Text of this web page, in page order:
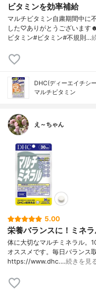
ビタミンを効率補給
マルチビタミン自粛期間中に
した♡ありがとうございます
ビタミン#ビタミン#不規則…
DHC(ディーエイチシ
マルチビタミン
え～ちゃん
5.00
栄養バランスに！ミネラ
体に大切なマルチミネラル。
オススメです。毎日バランス
https://www.dhc.…続きを見